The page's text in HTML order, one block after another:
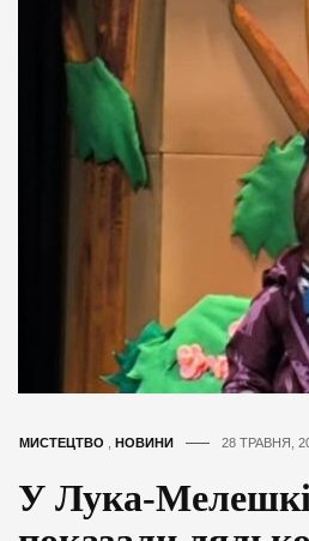
МИСТЕЦТВО НОВИНИ 28 ТРАВНЯ,
У Лука-